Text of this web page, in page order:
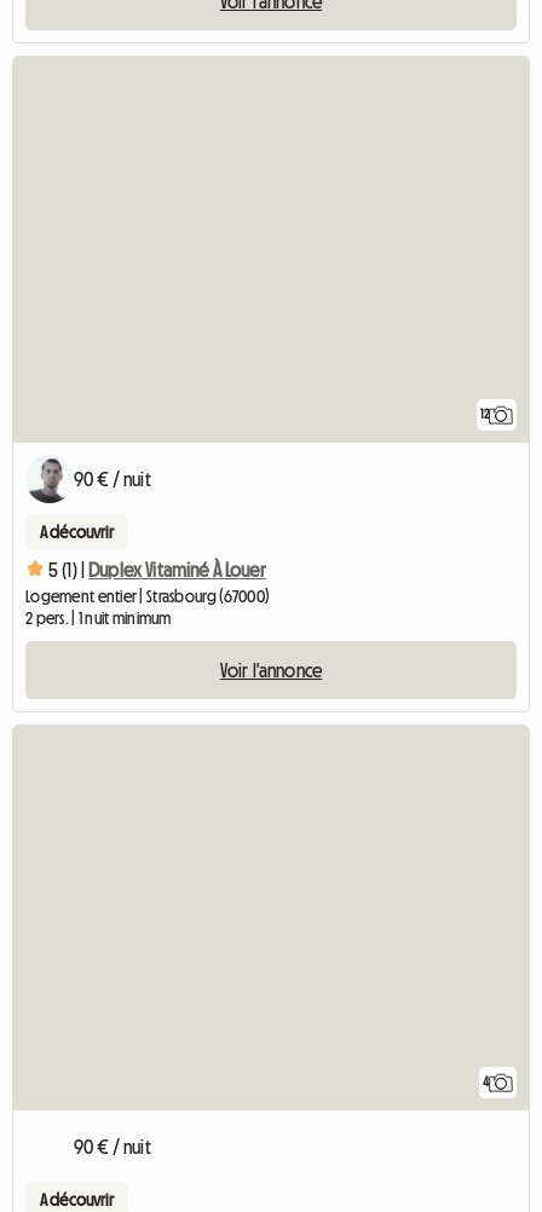
12
90 € / nuit
A découvrir
5 (1) | Duplex Vitaminé À Louer
Logement entier | Strasbourg (67000)
2 pers. | 1 nuit minimum
Voir l'annonce
4
90 € / nuit
A découvrir